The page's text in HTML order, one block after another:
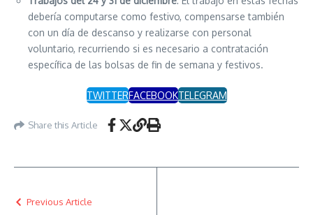
debería computarse como festivo, compensarse también
con un día de descanso y realizarse con personal
voluntario, recurriendo si es necesario a contratación
específica de las bolsas de fin de semana y festivos.
TWITTERFACEBOOKTELEGRAM
Share this Article
Previous Article